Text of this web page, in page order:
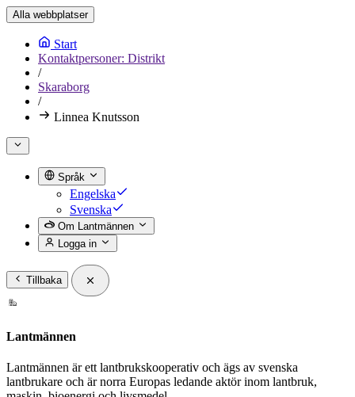
Alla webbplatser
Start
Kontaktpersoner: Distrikt
/
Skaraborg
/
Linnea Knutsson
Språk
Engelska
Svenska
Om Lantmännen
Logga in
Tillbaka
Lantmännen
Lantmännen är ett lantbrukskooperativ och ägs av svenska
lantbrukare och är norra Europas ledande aktör inom lantbruk,